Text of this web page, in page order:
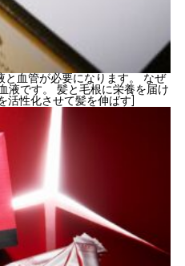
が必要になります。 なぜ
液です。 髪と毛根に栄養を届け
性化させて髪を伸ばす]